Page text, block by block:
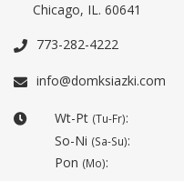
Chicago, IL. 60641
773-282-4222
info@domksiazki.com
Wt-Pt (Tu-Fr):
So-Ni (Sa-Su):
Pon (Mo):